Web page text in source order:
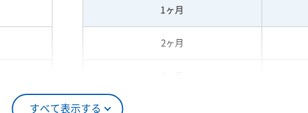
すべて表示する
1ヶ月
2ヶ月